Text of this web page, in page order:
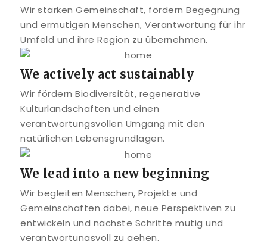
Wir stärken Gemeinschaft, fördern Begegnung
und ermutigen Menschen, Verantwortung für ihr
Umfeld und ihre Region zu übernehmen.
We actively act sustainably
Wir fördern Biodiversität, regenerative
Kulturlandschaften und einen
verantwortungsvollen Umgang mit den
natürlichen Lebensgrundlagen.
We lead into a new beginning
Wir begleiten Menschen, Projekte und
Gemeinschaften dabei, neue Perspektiven zu
entwickeln und nächste Schritte mutig und
verantwortungsvoll zu gehen.